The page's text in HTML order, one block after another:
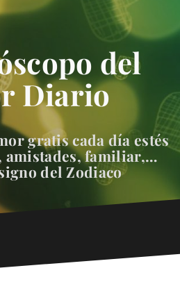
del
Diario
gratis cada día estés
amistades, familiar,…
del Zodiaco